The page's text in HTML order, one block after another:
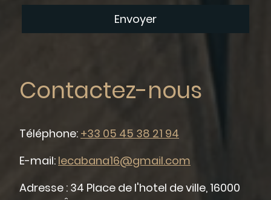
Envoyer
Contactez-nous
Téléphone: +33 05 45 38 21 94
E-mail: lecabana16@gmail.com
Adresse : 34 Place de l'hotel de ville, 16000